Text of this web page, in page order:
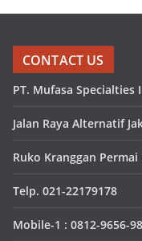
CONTACT US
PT. Mufasa Specialties
Jalan Raya Alternatif
Ruko Kranggan Permai
Telp. 021-22179178
Mobile-1 : 0812-9656-